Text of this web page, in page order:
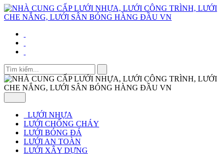
LƯỚI NHỰA
LƯỚI CHỐNG CHÁY
LƯỚI BÓNG ĐÁ
LƯỚI AN TOÀN
LƯỚI XÂY DỰNG